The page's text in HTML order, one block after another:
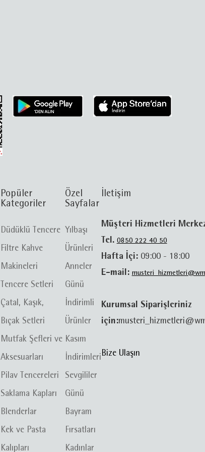
Popüler
Kategoriler
Düdüklü Tencere
Filtre Kahve
Makineleri
Tencere Setleri
Çatal, Kaşık,
Bıçak Setleri
Mutfak Şefleri ve
Aksesuarları
Pilav Tencereleri
Saklama Kapları
Blenderlar
Kek ve Pasta
Kalıpları
Özel
Sayfalar
Yılbaşı
Ürünleri
Anneler
Günü
İndirimli
Ürünler
Kasım
İndirimleri
Sevgililer
Günü
Bayram
Fırsatları
Kadınlar
İletişim
Müşteri Hizmetleri
Tel. 0850 222 40 50
Hafta İçi: 09:00 - 18:00
E-mail:
Kurumsal Siparişleriniz
için:
Bize Ulaşın